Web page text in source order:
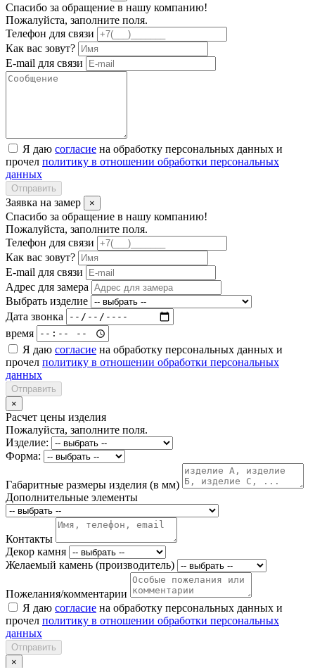
Спасибо за обращение в нашу компанию!
Пожалуйста, заполните поля.
Телефон для связи
Как вас зовут?
E-mail для связи
Я даю согласие на обработку персональных данных и
прочел политику в отношении обработки персональных
данных
Отправить
Заявка на замер ×
Спасибо за обращение в нашу компанию!
Пожалуйста, заполните поля.
Телефон для связи
Как вас зовут?
E-mail для связи
Адрес для замера
Выбрать изделие
Дата звонка
время
Я даю согласие на обработку персональных данных и
прочел политику в отношении обработки персональных
данных
Отправить
×
Расчет цены изделия
Пожалуйста, заполните поля.
Изделие:
Форма:
Габаритные размеры изделия (в мм)
Дополнительные элементы
Контакты
Декор камня
Желаемый камень (производитель)
Пожелания/комментарии
Я даю согласие на обработку персональных данных и
прочел политику в отношении обработки персональных
данных
Отправить
×